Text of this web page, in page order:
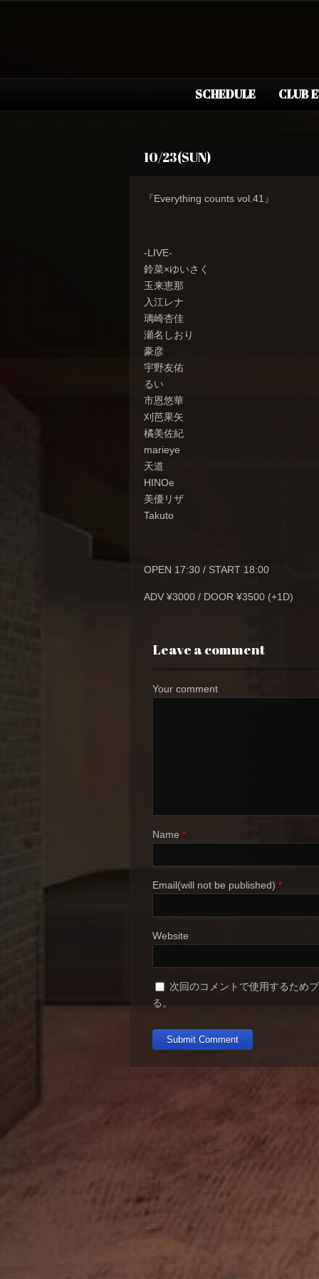
SCHEDULE CLUB
10/23(SUN)
『Everything counts vol.41』
-LIVE-
鈴菜×ゆいさく
玉来恵那
入江レナ
璃崎杏佳
瀬名しおり
豪彦
宇野友佑
るい
市恩悠華
刈芭果矢
橘美佐紀
marieye
天道
HINOe
美優リザ
Takuto
OPEN 17:30 / START 18:00
ADV ¥3000 / DOOR ¥3500 (+1D)
Leave a comment
Your comment
Name *
Email(will not be published) *
Website
次回のコメントで使用するため
る。